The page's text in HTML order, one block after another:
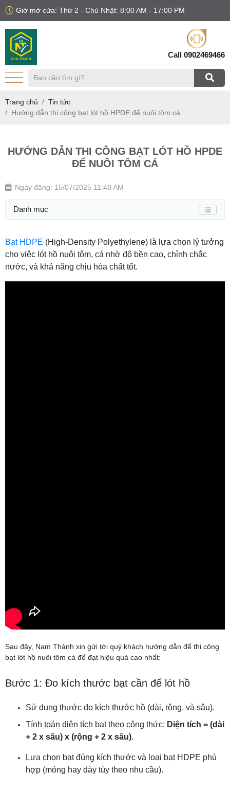
Giờ mở cửa: Thứ 2 - Chủ Nhật: 8:00 AM - 17:00 PM
Call 0902469466
Trang chủ
Tin tức
Hướng dẫn thi công bạt lót hồ HPDE để nuôi tôm cá
HƯỚNG DẪN THI CÔNG BẠT LÓT HỒ HPDE
ĐỂ NUÔI TÔM CÁ
Ngày đăng: 15/07/2025 11:48 AM
Danh mục
Bạt HDPE (High-Density Pol yethylene) là lựa chọn lý tưởng
cho việc lót hồ nuôi tôm, cá nhờ độ bền cao, chỉnh chắc
nước, và khả năng chịu hóa chất tốt.
Sau đây, Nam Thành xin gửi tới quý khách hướng dẫn để thi công
bạt lót hồ nuôi tôm cá để đạt hiệu quả cao nhất:
Bước 1: Đo kích thước bạt cần để lót hồ
Sử dụng thước đo kích thước hồ (dài, rộng, và sâu).
Tính toán diện tích bạt theo công thức: Diện tích = (dài
+ 2 x sâu) x (rộng + 2 x sâu).
Lựa chọn bạt đúng kích thước và loại bạt HDPE phù
hợp (mỏng hay dày tùy theo nhu cầu).